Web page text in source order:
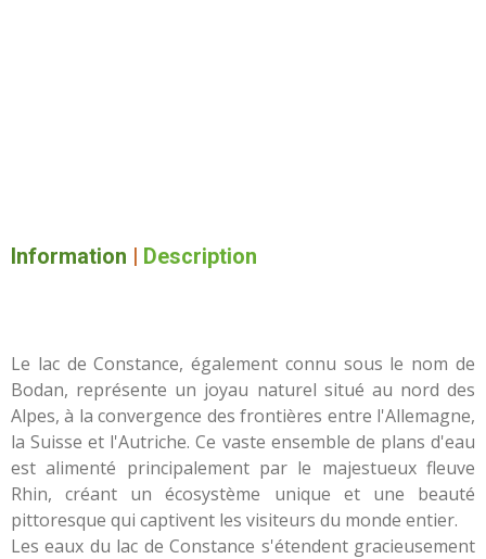
Information Description
Le lac de Constance, également connu sous le nom de
Bodan, représente un joyau naturel situé au nord des
Alpes, à la convergence des frontières entre l'Allemagne,
la Suisse et l'Autriche. Ce vaste ensemble de plans d'eau
est alimenté principalement par le majestueux fleuve
Rhin, créant un écosystème unique et une beauté
pittoresque qui captivent les visiteurs du monde entier.
Les eaux du lac de Constance s'étendent gracieusement